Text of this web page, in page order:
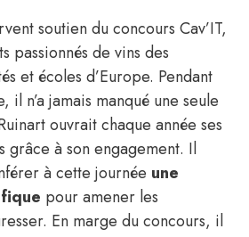
soutien du concours Cav’IT,
passionnés de vins des
et écoles d’Europe. Pendant
il n’a jamais manqué une seule
ouvrait chaque année ses
grâce à son engagement. Il
à cette journée une
pour amener les
En marge du concours, il